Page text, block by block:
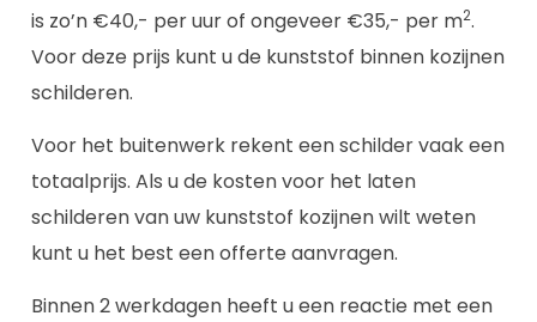
is zo’n €40,- per uur of ongeveer €35,- per m2.
Voor deze prijs kunt u de kunststof binnen kozijnen
schilderen.
Voor het buitenwerk rekent een schilder vaak een
totaalprijs. Als u de kosten voor het laten
schilderen van uw kunststof kozijnen wilt weten
kunt u het best een offerte aanvragen.
Binnen 2 werkdagen heeft u een reactie met een